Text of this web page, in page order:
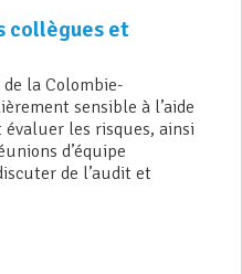
collègues et
la Colombie-
sensible à l’aide
les risques, ainsi
d’équipe
de l’audit et